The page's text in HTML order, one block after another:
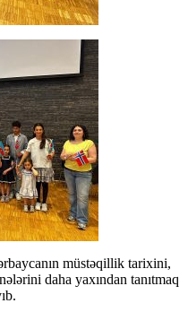
müstəqillik tarixini,
daha yaxından tanıtmaq